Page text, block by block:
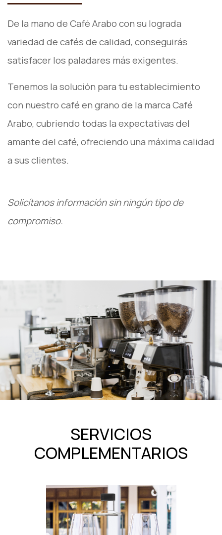
De la mano de Café Arabo con su lograda
variedad de cafés de calidad, conseguirás
satisfacer los paladares más exigentes.
Tenemos la solución para tu establecimiento
con nuestro café en grano de la marca Café
Arabo, cubriendo todas la expectativas del
amante del café, ofreciendo una máxima calidad
a sus clientes.
Solicítanos información sin ningún tipo de
compromiso.
SERVICIOS
COMPLEMENTARIOS